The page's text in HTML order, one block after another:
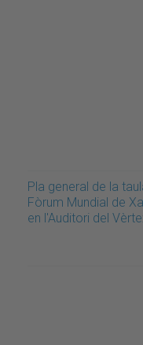
Pla general de la
Fòrum Mundial de
en l'Auditori del